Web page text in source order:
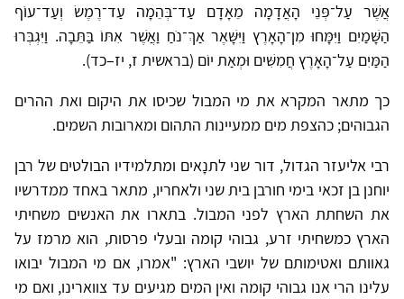
אֲשֶׁר עַל־פְּנֵי הָאֲדָמָה מֵאָדָם עַד־בְּהֵמָה עַד־רֶמֶשׂ וְעַד־עוֹף
הַשָּׁמַיִם וַיִּמָּחוּ מִן־הָאָרֶץ וַיִּשָּׁאֶר אַךְ־נֹחַ וַאֲשֶׁר אִתּוֹ בַּתֵּבָה. וַיִּגְבְּרוּ
הַמַּיִם עַל־הָאָרֶץ חֲמִשִּׁים וּמְאַת יוֹם (בראשית ז, יז–כד).
כך מתאר המקרא את מי המבול שכיסו את היקום ואת ההרים
הגבוהים; כהצפת מים ממעיינות התהום ומארובות השמים.
רבי אליעזר הגדול, דור שני לתנָאים ומתלמידיו הבולטים של רבן
יוחנן בן זכאי בימי חורבן בית שני ולאחריו, מתאר באחד ממדרשיו
את השחתת הארץ לפני המבול. בתארו את האנשים משחיתי
הארץ כמשחיתי זרע, גבוהי קומה ובעלי פרסות, הוא מרמז על
גאוותם ואטימותם של יושבי הארץ: "אמרו, אם מי המבול יבואו
עלינו הרי אנו גבוהי קומה ואין המים מגיעים עד צווארינו, ואם מי